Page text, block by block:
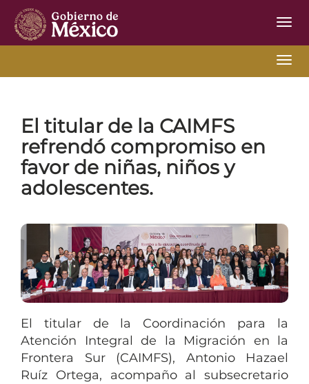
El titular de la CAIMFS
refrendó compromiso en
favor de niñas, niños y
adolescentes.
El titular de la Coordinación para la
Atención Integral de la Migración en la
Frontera Sur (CAIMFS), Antonio Hazael
Ruíz Ortega, acompaño al subsecretario